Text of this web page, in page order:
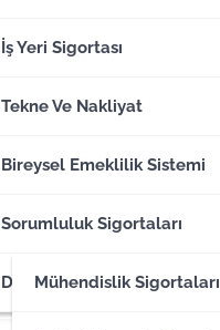
İş Yeri Sigortası
Tekne Ve Nakliyat
Bireysel Emeklilik Sistemi
Sorumluluk Sigortaları
Dİğer Sigortalar
Mühendislik Sigortaları